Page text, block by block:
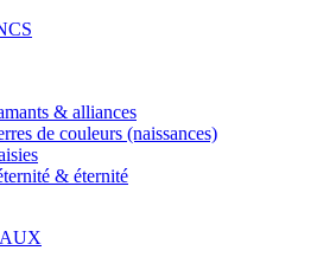
& alliances
de couleurs (naissances)
& éternité